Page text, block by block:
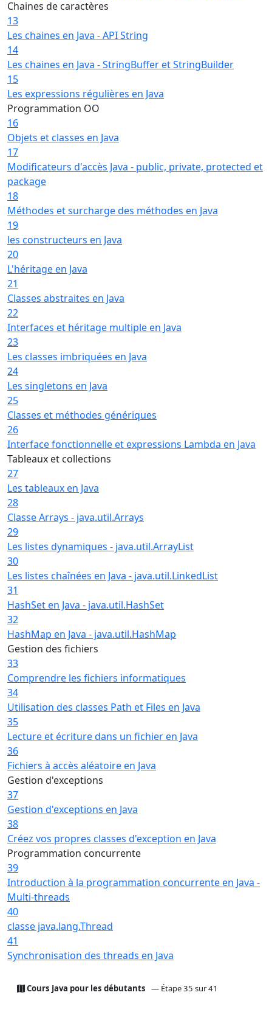
Chaines de caractères
13
Les chaines en Java - API String
14
Les chaines en Java - StringBuffer et StringBuilder
15
Les expressions régulières en Java
Programmation OO
16
Objets et classes en Java
17
Modificateurs d'accès Java - public, private, protected et
package
18
Méthodes et surcharge des méthodes en Java
19
les constructeurs en Java
20
L'héritage en Java
21
Classes abstraites en Java
22
Interfaces et héritage multiple en Java
23
Les classes imbriquées en Java
24
Les singletons en Java
25
Classes et méthodes génériques
26
Interface fonctionnelle et expressions Lambda en Java
Tableaux et collections
27
Les tableaux en Java
28
Classe Arrays - java.util.Arrays
29
Les listes dynamiques - java.util.ArrayList
30
Les listes chaînées en Java - java.util.LinkedList
31
HashSet en Java - java.util.HashSet
32
HashMap en Java - java.util.HashMap
Gestion des fichiers
33
Comprendre les fichiers informatiques
34
Utilisation des classes Path et Files en Java
35
Lecture et écriture dans un fichier en Java
36
Fichiers à accès aléatoire en Java
Gestion d'exceptions
37
Gestion d'exceptions en Java
38
Créez vos propres classes d'exception en Java
Programmation concurrente
39
Introduction à la programmation concurrente en Java -
Multi-threads
40
classe java.lang.Thread
41
Synchronisation des threads en Java
Cours Java pour les débutants — Étape 35 sur 41